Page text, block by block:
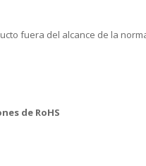
fuera del alcance de la
de RoHS